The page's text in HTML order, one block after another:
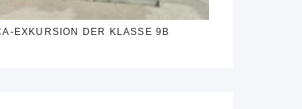
EXKURSION DER KLASSE 9B